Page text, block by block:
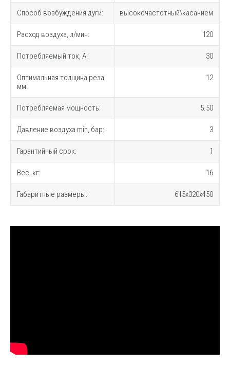
Способ возбуждения дуги: высокочастотный\касанием
Расход воздуха, л/мин: 120
Потребляемый ток, А: 30
Оптимальная толщина реза,
мм:
12
Потребляемая мощность: 5.50
Давление воздуха min, бар: 3
Гарантийный срок: 1
Вес, кг: 16
Габаритные размеры: 615x320x450